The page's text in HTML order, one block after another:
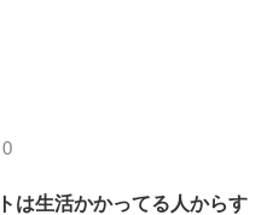
は生活かかってる人からす